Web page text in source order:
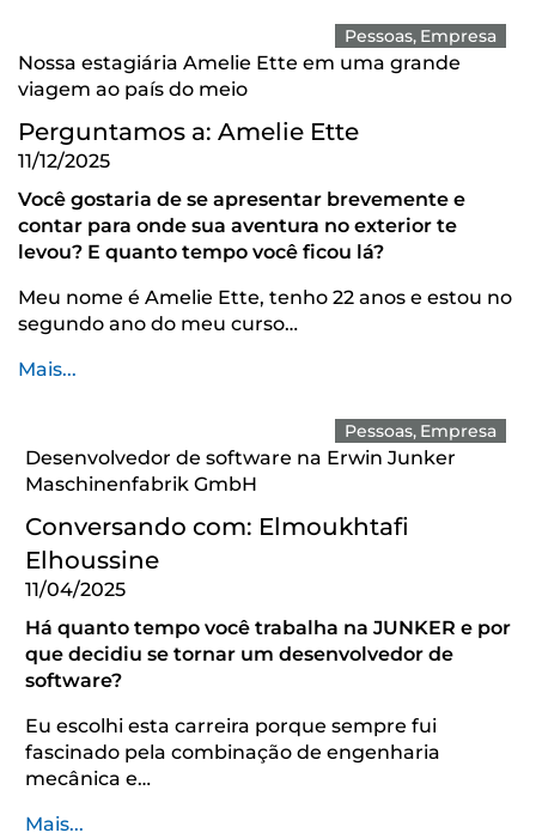
Pessoas Empresa
Nossa estagiária Amelie Ette em uma grande
viagem ao país do meio
Perguntamos a: Amelie Ette
11/12/2025
Você gostaria de se apresentar brevemente e
contar para onde sua aventura no exterior te
levou? E quanto tempo você ficou lá?
Meu nome é Amelie Ette, tenho 22 anos e estou no
segundo ano do meu curso…
Mais...
Pessoas Empresa
Desenvolvedor de software na Erwin Junker
Maschinenfabrik GmbH
Conversando com: Elmoukhtafi
Elhoussine
11/04/2025
Há quanto tempo você trabalha na JUNKER e por
que decidiu se tornar um desenvolvedor de
software?
Eu escolhi esta carreira porque sempre fui
fascinado pela combinação de engenharia
mecânica e…
Mais...